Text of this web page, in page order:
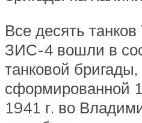
Все десять
ЗИС-4 вошли в
танковой бригады,
сформированной
1941 г. во